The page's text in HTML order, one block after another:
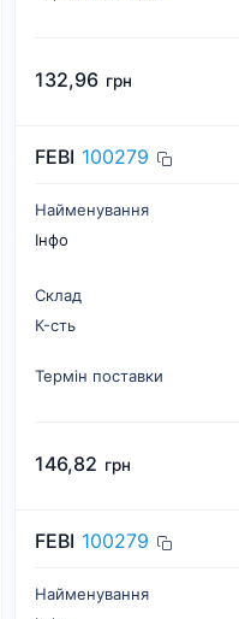
132,96 грн
FEBI 100279
Найменування
Інфо
Склад
К-cть
Термін поставки
146,82 грн
FEBI 100279
Найменування